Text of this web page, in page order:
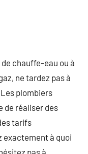
chauffe-eau ou à
ne tardez pas à
plombiers
de réaliser des
tarifs
exactement à quoi
pas à